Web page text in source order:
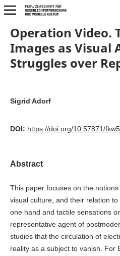
Operation Video.
Images as Visual
Struggles over
Sigrid Adorf
DOI: https://doi.org/10.57871/
Abstract
This paper focuses on the
visual culture, and their relation
one hand and tactile sensations
representative agent of
studies that the circulation of
reality as a subject to vanish. For